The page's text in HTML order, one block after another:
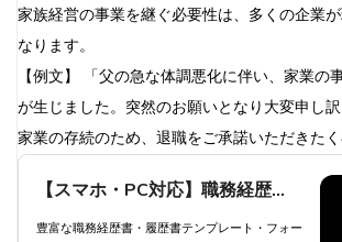
家族経営の事業を継ぐ必要性は、多くの企業
なります。
【例文】 「父の急な体調悪化に伴い、家業の
が生じました。突然のお願いとなり大変申し訳
家業の存続のため、退職をご承諾いただきたく
【スマホ・PC対応】職務経歴
書・履歴書を生成AIが自動作成 -
豊富な職務経歴書・履歴書テンプレート・フォー